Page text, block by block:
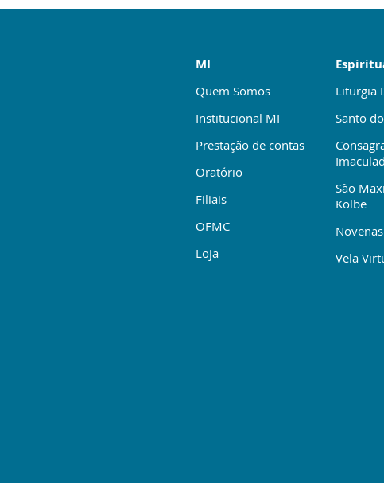
MI
Quem Somos
Institucional MI
Prestação de contas
Oratório
Filiais
OFMC
Loja
Liturgia
Santo
São
Kolbe
Novenas
Vela